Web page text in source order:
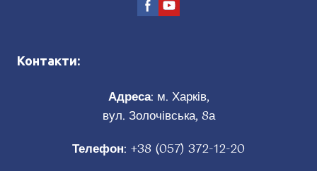
Контакти:
Адреса: м. Харків,
вул. Золочівська, 8а
Телефон: +38 (057) 372-12-20